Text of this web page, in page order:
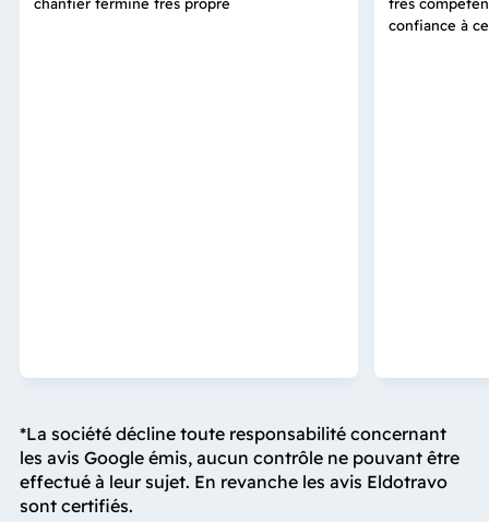
confiance à
*La société décline toute responsabilité concernant
les avis Google émis, aucun contrôle ne pouvant être
effectué à leur sujet. En revanche les avis Eldotravo
sont certifiés.